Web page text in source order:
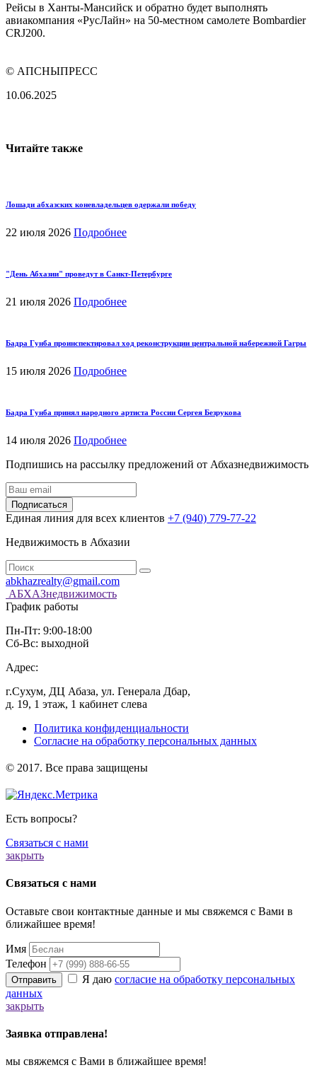
Рейсы в Ханты-Мансийск и обратно будет выполнять
авиакомпания «РусЛайн» на 50-местном самолете Bombardier
CRJ200.
© АПСНЫПРЕСС
10.06.2025
Читайте также
Лошади абхазских коневладельцев одержали победу
22 июля 2026 Подробнее
"День Абхазии" проведут в Санкт-Петербурге
21 июля 2026 Подробнее
Бадра Гунба проинспектировал ход реконструкции центральной набережной Гагры
15 июля 2026 Подробнее
Бадра Гунба принял народного артиста России Сергея Безрукова
14 июля 2026 Подробнее
Подпишись на рассылку предложений от Абхазнедвижимость
Подписаться
Единая линия для всех клиентов +7 (940) 779-77-22
Недвижимость в Абхазии
abkhazrealty@gmail.com
АБХАЗнедвижимость
График работы
Пн-Пт: 9:00-18:00
Сб-Вс: выходной
Адрес:
г.Сухум, ДЦ Абаза, ул. Генерала Дбар,
д. 19, 1 этаж, 1 кабинет слева
Политика конфиденциальности
Согласие на обработку персональных данных
️© 2017. Все права защищены
Есть вопросы?
Связаться с нами
закрыть
Связаться с нами
Оставьте свои контактные данные и мы свяжемся с Вами в
ближайшее время!
Имя
Телефон
Отправить Я даю согласие на обработку персональных
данных
закрыть
Заявка отправлена!
мы свяжемся с Вами в ближайшее время!